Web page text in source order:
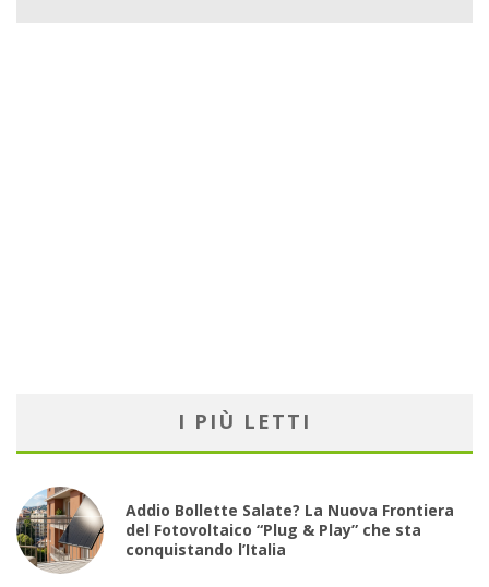
I PIÙ LETTI
Addio Bollette Salate? La Nuova Frontiera
del Fotovoltaico “Plug & Play” che sta
conquistando l’Italia